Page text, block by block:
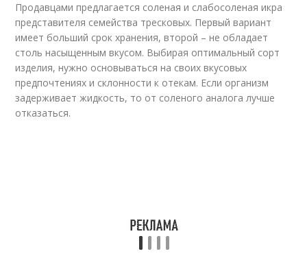
Продавцами предлагается соленая и слабосоленая икра
представителя семейства тресковых. Первый вариант
имеет больший срок хранения, второй – не обладает
столь насыщенным вкусом. Выбирая оптимальный сорт
изделия, нужно основываться на своих вкусовых
предпочтениях и склонности к отекам. Если организм
задерживает жидкость, то от соленого аналога лучше
отказаться.